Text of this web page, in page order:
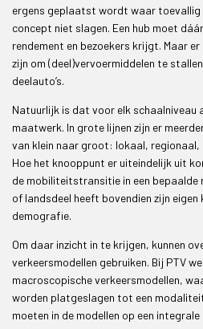
ergens geplaatst wordt waar
concept niet slagen. Een hub moet
rendement en bezoekers krijgt. Maar
zijn om (deel)vervoermiddelen te
deelauto’s.
Natuurlijk is dat voor elk schaalniveau
maatwerk. In grote lijnen zijn er
van klein naar groot: lokaal,
Hoe het knooppunt er uiteindelijk uit
de mobiliteitstransitie in een bepaalde
of landsdeel heeft bovendien zijn
demografie.
Om daar inzicht in te krijgen, kunnen
verkeersmodellen gebruiken. Bij PTV
macroscopische verkeersmodellen,
worden platgeslagen tot een
moeten in de modellen op een